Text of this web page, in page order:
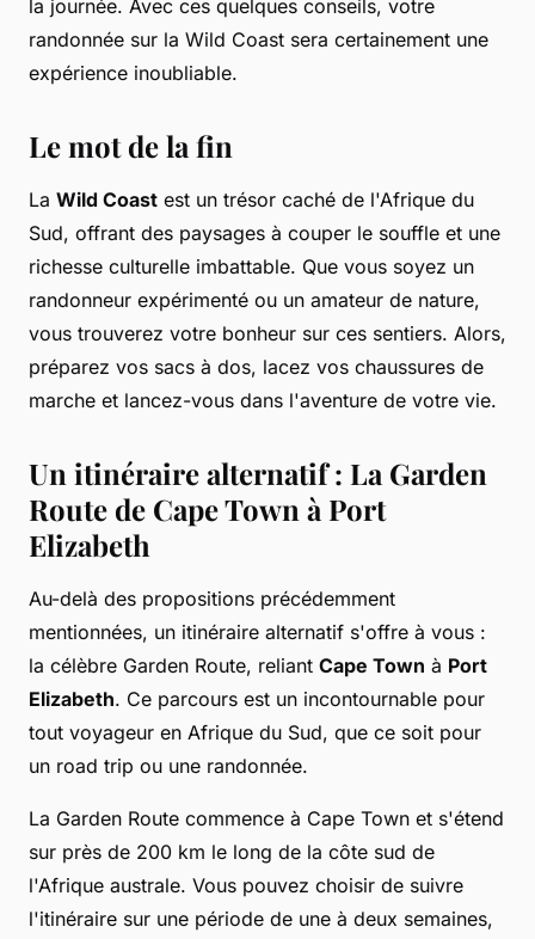
la journée. Avec ces quelques conseils, votre
randonnée sur la Wild Coast sera certainement une
expérience inoubliable.
Le mot de la fin
La Wild Coast est un trésor caché de l'Afrique du
Sud, offrant des paysages à couper le souffle et une
richesse culturelle imbattable. Que vous soyez un
randonneur expérimenté ou un amateur de nature,
vous trouverez votre bonheur sur ces sentiers. Alors,
préparez vos sacs à dos, lacez vos chaussures de
marche et lancez-vous dans l'aventure de votre vie.
Un itinéraire alternatif : La Garden
Route de Cape Town à Port
Elizabeth
Au-delà des propositions précédemment
mentionnées, un itinéraire alternatif s'offre à vous :
la célèbre Garden Route, reliant Cape Town à Port
Elizabeth. Ce parcours est un incontournable pour
tout voyageur en Afrique du Sud, que ce soit pour
un road trip ou une randonnée.
La Garden Route commence à Cape Town et s'étend
sur près de 200 km le long de la côte sud de
l'Afrique australe. Vous pouvez choisir de suivre
l'itinéraire sur une période de une à deux semaines,